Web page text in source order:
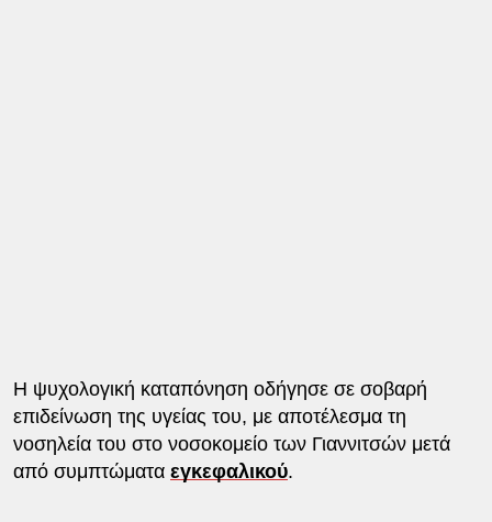
Η ψυχολογική καταπόνηση οδήγησε σε σοβαρή
επιδείνωση της υγείας του, με αποτέλεσμα τη
νοσηλεία του στο νοσοκομείο των Γιαννιτσών μετά
από συμπτώματα εγκεφαλικού.